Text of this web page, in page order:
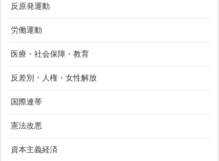
反原発運動
労働運動
医療・社会保障・教育
反差別・人権・女性解放
国際連帯
憲法改悪
資本主義経済